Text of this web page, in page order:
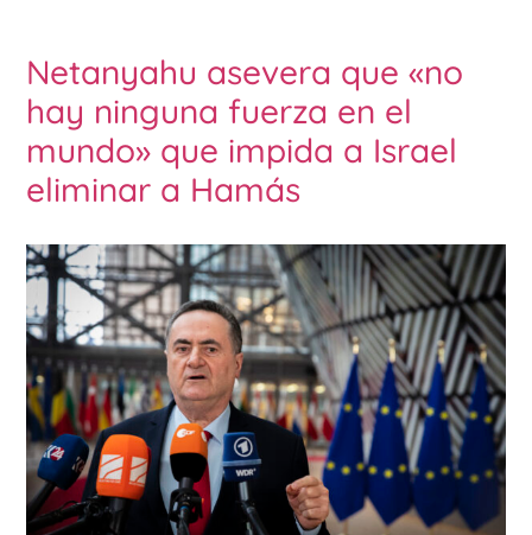
Netanyahu asevera que «no
hay ninguna fuerza en el
mundo» que impida a Israel
eliminar a Hamás